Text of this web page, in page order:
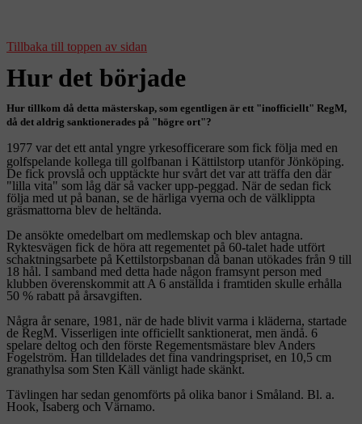
Tillbaka till toppen av sidan
Hur det började
Hur tillkom då detta mästerskap, som egentligen är ett "inofficiellt" RegM,
då det aldrig sanktionerades på "högre ort"?
1977 var det ett antal yngre yrkesofficerare som fick följa med en
golfspelande kollega till golfbanan i Kättilstorp utanför Jönköping.
De fick provslå och upptäckte hur svårt det var att träffa den där
"lilla vita" som låg där så vacker upp-peggad. När de sedan fick
följa med ut på banan, se de härliga vyerna och de välklippta
gräsmattorna blev de heltända.
De ansökte omedelbart om medlemskap och blev antagna.
Ryktesvägen fick de höra att regementet på 60-talet hade utfört
schaktningsarbete på Kettilstorpsbanan då banan utökades från 9 till
18 hål. I samband med detta hade någon framsynt person med
klubben överenskommit att A 6 anställda i framtiden skulle erhålla
50 % rabatt på årsavgiften.
Några år senare, 1981, när de hade blivit varma i kläderna, startade
de RegM. Visserligen inte officiellt sanktionerat, men ändå. 6
spelare deltog och den förste Regementsmästare blev Anders
Fogelström. Han tilldelades det fina vandringspriset, en 10,5 cm
granathylsa som Sten Käll vänligt hade skänkt.
Tävlingen har sedan genomförts på olika banor i Småland. Bl. a.
Hook, Isaberg och Värnamo.